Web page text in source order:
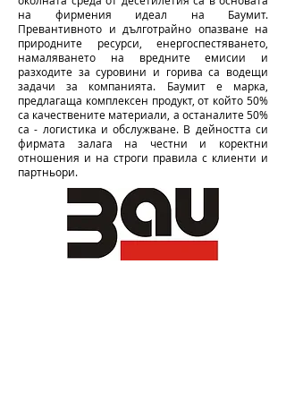
на фирмения идеал на Баумит.
Превaнтивното и дълготрайно опазване на
природните ресурси, енергоспестяването,
намаляването на вредните емисии и
разходите за суровини и горива са водещи
задачи за компанията. Баумит е марка,
предлагаща комплексен продукт, от който 50%
са качествените материали, а останалите 50%
са - логистика и обслужване. В дейността си
фирмата залага на честни и коректни
отношения и на строги правила с клиенти и
партньори.